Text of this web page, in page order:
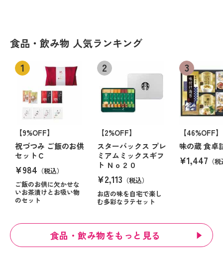
食品・飲み物 人気ランキング
【9%OFF】
祝づつみ ご飯のお供
セットＣ
¥984 （税込）
ご飯のお供に欠かせな
いお茶漬けとお吸い物
のセット
【2%OFF】
スターバックス プレ
ミアムミックスギフ
ト Ｎｏ２０
¥2,113 （税込）
お店の味を自宅で楽し
む多彩なラテセット
【46%OFF】
味の蔵 食卓
¥1,447 （
食品・飲み物をもっと見る